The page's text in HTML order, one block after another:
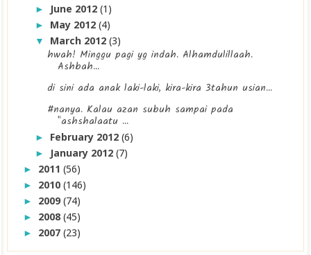
► June 2012(1)
► May 2012(4)
▼ March 2012(3)
hwah! Minggu pagi yg indah. Alhamdulillaah.
Ashbah...
di sini ada anak laki-laki, kira-kira 3tahun usian...
#nanya. Kalau azan subuh sampai pada
"ashshalaatu ...
► February 2012(6)
► January 2012(7)
► 2011(56)
► 2010(146)
► 2009(74)
► 2008(45)
► 2007(23)